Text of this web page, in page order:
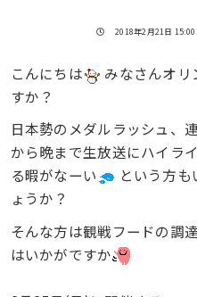
投稿日
2018年2月21日 15:00
こんにちは
みなさんオリ
すか？
日本勢のメダルラッシュ、
から晩まで生放送にハイラ
る暇がなーい
という方
ょうか？
そんな方は観戦フードの調
はいかがですか